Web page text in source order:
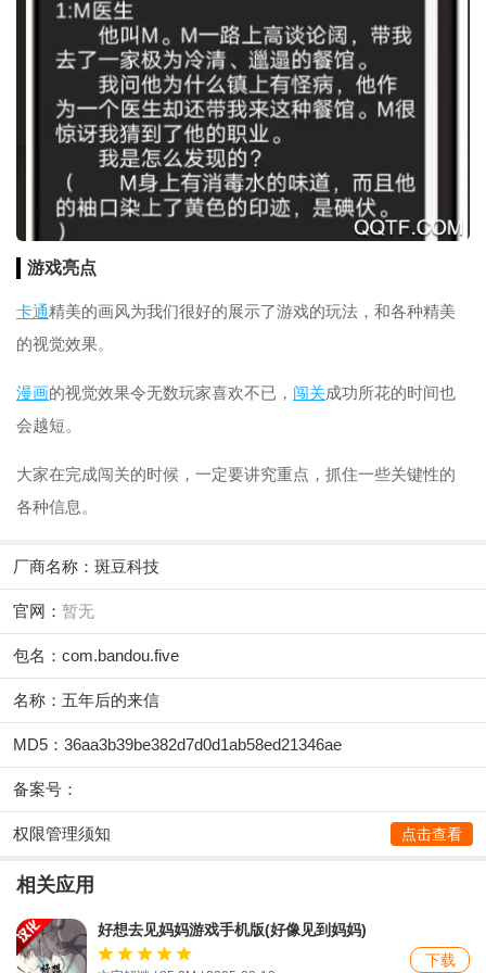
游戏亮点
卡通精美的画风为我们很好的展示了游戏的玩法，和各种精美
的视觉效果。
漫画的视觉效果令无数玩家喜欢不已， 闯关成功所花的时间也
会越短。
大家在完成闯关的时候，一定要讲究重点，抓住一些关键性的
各种信息。
厂商名称： 斑豆科技
官网： 暂无
包名：com.bandou.five
名称：五年后的来信
MD5：36aa3b39be382d7d0d1ab58ed21346ae
备案号：
权限管理须知 点击查看
相关应用
好想去见妈妈游戏手机版(好像见到妈妈)
下载